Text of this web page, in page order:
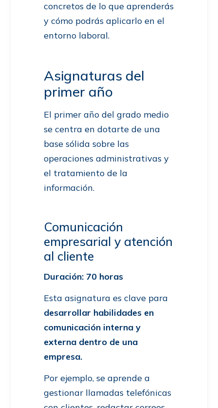
concretos de lo que aprenderás
y cómo podrás aplicarlo en el
entorno laboral.
Asignaturas del
primer año
El primer año del grado medio
se centra en dotarte de una
base sólida sobre las
operaciones administrativas y
el tratamiento de la
información.
Comunicación
empresarial y atención
al cliente
Duración: 70 horas
Esta asignatura es clave para
desarrollar habilidades en
comunicación interna y
externa dentro de una
empresa.
Por ejemplo, se aprende a
gestionar llamadas telefónicas